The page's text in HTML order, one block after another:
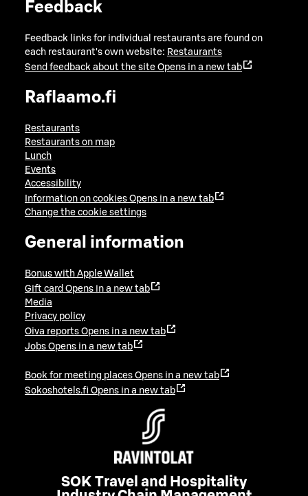
Feedback
Feedback links for individual restaurants are found on
each restaurant's own website: Restaurants
Send feedback about the site Opens in a new tab
Raflaamo.fi
Restaurants
Restaurants on map
Lunch
Events
Accessibility
Information on cookies Opens in a new tab
Change the cookie settings
General information
Bonus with Apple Wallet
Gift card Opens in a new tab
Media
Privacy policy
Oiva reports Opens in a new tab
Jobs Opens in a new tab
Book for meeting places Opens in a new tab
Sokoshotels.fi Opens in a new tab
SOK Travel and Hospitality